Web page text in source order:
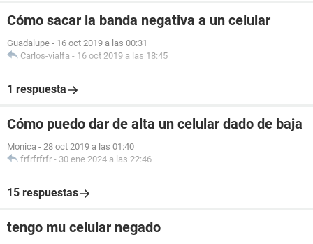
Cómo sacar la banda negativa a un celular
Guadalupe - 16 oct 2019 a las 00:31
Carlos-vialfa - 16 oct 2019 a las 18:45
1 respuesta
Cómo puedo dar de alta un celular dado de baja
Monica - 28 oct 2019 a las 01:40
frfrfrfrfr - 30 ene 2024 a las 22:46
15 respuestas
tengo mu celular negado